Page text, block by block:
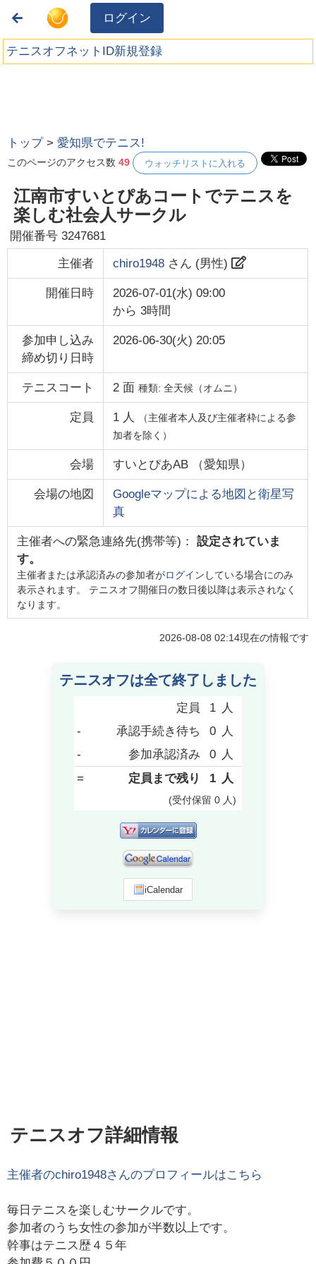
ログイン
テニスオフネットID新規登録
トップ >愛知県でテニス!
このページのアクセス数49 ウォッチリストに入れる
江南市すいとぴあコートでテニスを
楽しむ社会人サークル
開催番号3247681
主催者 chiro1948さん (男性)
開催日時
2026-07-01(水) 09:00
から 3時間
参加申し込み
締め切り日時
2026-06-30(火) 20:05
テニスコート 2面 種類: 全天候（オムニ）
定員 1 人
（主催者本人及び主催者枠による参
加者を除く）
会場 すいとぴあAB（愛知県）
会場の地図
Googleマップによる地図と衛星写
真
主催者への緊急連絡先(携帯等)： 設定されていま
す。
主催者または承認済みの参加者がログイン している場合にのみ
表示されます。 テニスオフ開催日の数日後以降は表示されなく
なります。
2026-08-08 02:14現在の情報です
テニスオフは全て終了しました
定員 1 人
-
承認手続き待ち 0 人
-
参加承認済み 0 人
=
定員まで残り 1 人
(受付保留 0 人)
iCalendar
テニスオフ詳細情報
主催者のchiro1948さんのプロフィールはこちら
毎日テニスを楽しむサークルです。
参加者のうち女性の参加が半数以上です。
幹事はテニス歴４５年